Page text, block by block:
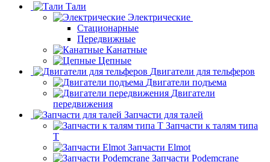
Тали
Электрические
Стационарные
Передвижные
Канатные
Цепные
Двигатели для тельферов
Двигатели подъема
Двигатели
передвижения
Запчасти для талей
Запчасти к талям типа
Т
Запчасти Elmot
Запчасти Podemcrane